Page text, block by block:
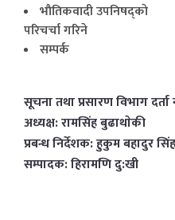
भाैतिकवादी उपनिषद्काे
परिचर्चा गरिने
सम्पर्क
सूचना तथा प्रसारण विभाग
अध्यक्ष: रामसिंह बुढाथाेकी
प्रबन्ध निर्देशक: हुकुम बहादुर सिंह
सम्पादक: हिरामणि दु:खी